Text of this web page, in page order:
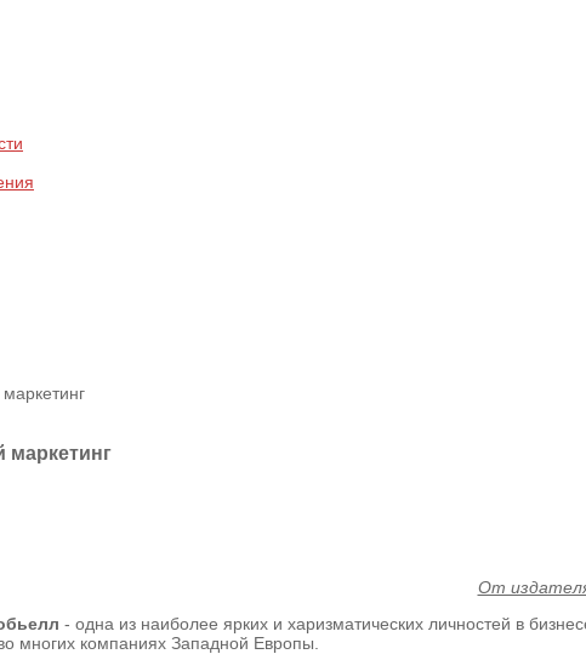
маркетинг
От
- одна из наиболее ярких и харизматических личностей в
многих компаниях Западной Европы.